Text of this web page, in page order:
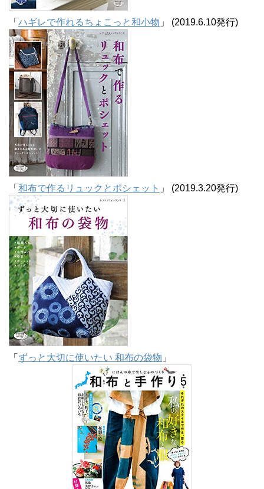
「 ハギレで作れるちょこっと和小物 」 (2019.6.10発行)
「 和布で作るリュックとポシェット 」 (2019.3.20発行)
「 ずっと大切に使いたい 和布の袋物 」